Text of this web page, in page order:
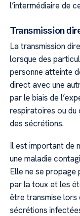
l’intermédiaire de
Transmission
La transmission
lorsque des
personne atteinte
direct avec une
par le biais de
respiratoires ou
des sécrétions.
Il est important de
une maladie
Elle ne se propage
par la toux et les
être transmise lors
sécrétions